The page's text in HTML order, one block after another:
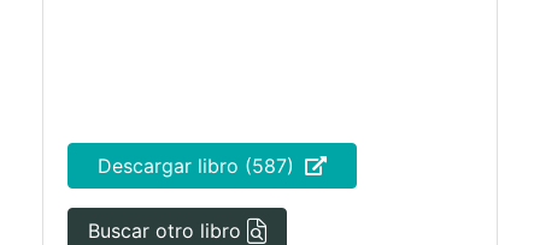
Descargar libro (587)
Buscar otro libro